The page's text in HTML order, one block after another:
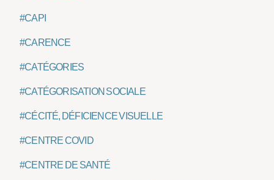
#CAPI
#CARENCE
#CATÉGORIES
#CATÉGORISATION SOCIALE
#CÉCITÉ, DÉFICIENCE VISUELLE
#CENTRE COVID
#CENTRE DE SANTÉ